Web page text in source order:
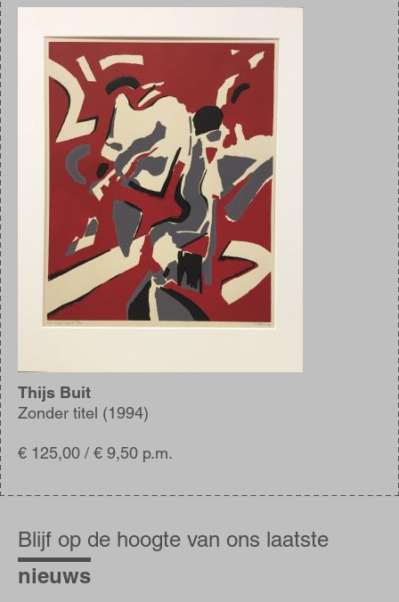
Thijs Buit
Zonder titel (1994)
€ 125,00 / € 9,50 p.m.
op
de
hoogte
Blijf op de hoogte van ons laatste
nieuws